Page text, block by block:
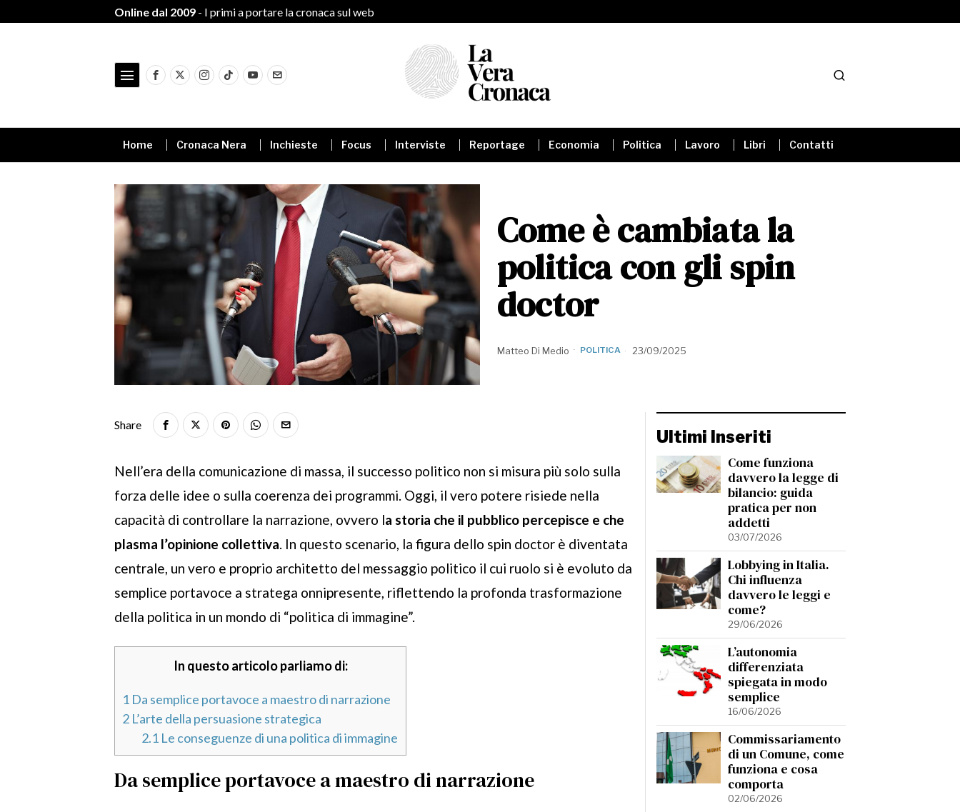
Online dal 2009 - I primi a portare la cronaca sul web
Home Cronaca Nera Inchieste Focus Interviste Reportage Economia Politica Lavoro Libri Contatti
Come è cambiata la
politica con gli spin
doctor
Matteo Di Medio POLITICA 23/09/2025
Share
Nell’era della comunicazione di massa, il successo politico non si misura più solo sulla
forza delle idee o sulla coerenza dei programmi. Oggi, il vero potere risiede nella
capacità di controllare la narrazione, ovvero la storia che il pubblico percepisce e che
plasma l’opinione collettiva. In questo scenario, la figura dello spin doctor è diventata
centrale, un vero e proprio architetto del messaggio politico il cui ruolo si è evoluto da
semplice portavoce a stratega onnipresente, riflettendo la profonda trasformazione
della politica in un mondo di “politica di immagine”.
In questo articolo parliamo di:
1 Da semplice portavoce a maestro di narrazione
2 L’arte della persuasione strategica
2.1 Le conseguenze di una politica di immagine
Da semplice portavoce a maestro di narrazione
Ultimi Inseriti
Come funziona
davvero la legge di
bilancio: guida
pratica per non
addetti
03/07/2026
Lobbying in Italia.
Chi influenza
davvero le leggi e
come?
29/06/2026
L’autonomia
differenziata
spiegata in modo
semplice
16/06/2026
Commissariamento
di un Comune, come
funziona e cosa
comporta
02/06/2026